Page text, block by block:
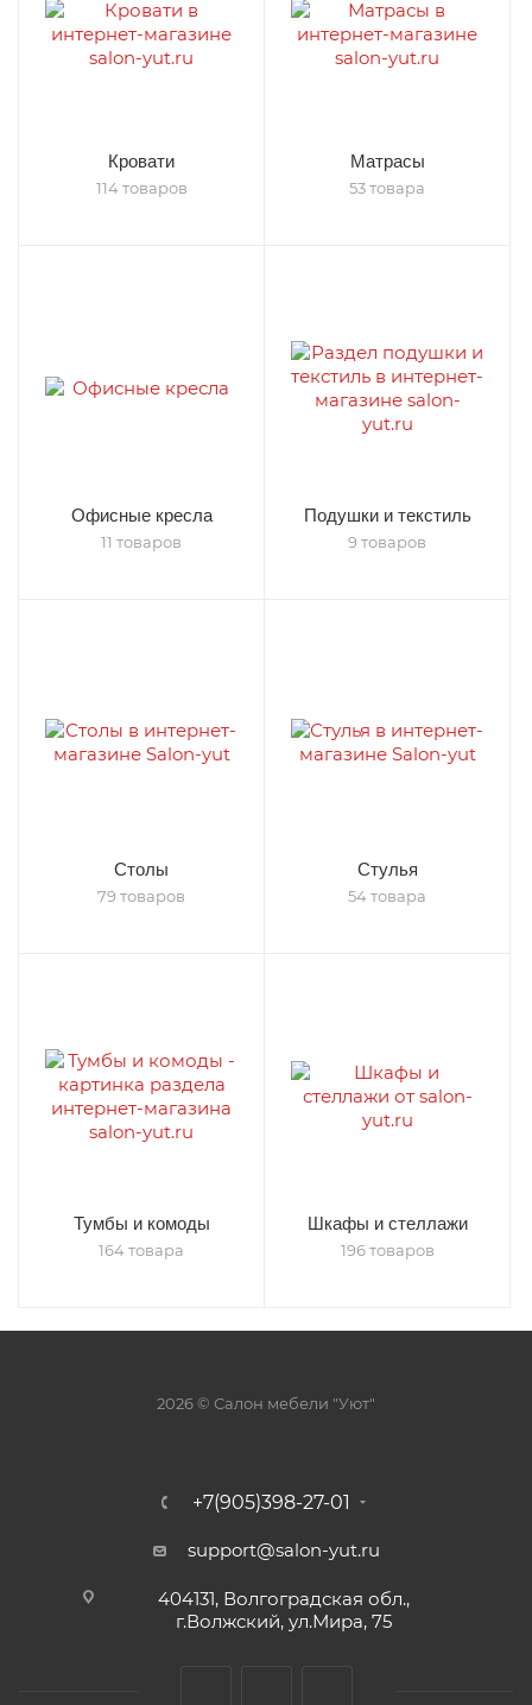
Кровати
114 товаров
Матрасы
53 товара
Офисные кресла
11 товаров
Подушки и текстиль
9 товаров
Столы
79 товаров
Стулья
54 товара
Тумбы и комоды
164 товара
Шкафы и стеллажи
196 товаров
2026 © Салон мебели "Уют"
+7(905)398-27-01
support@salon-yut.ru
404131, Волгоградская обл.,
г.Волжский, ул.Мира, 75